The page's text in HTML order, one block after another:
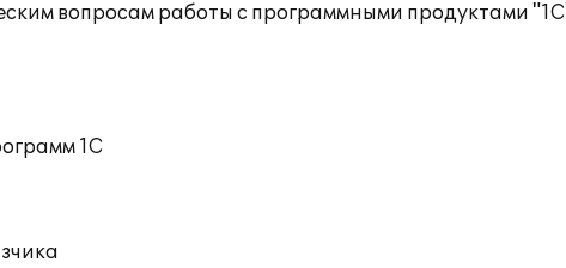
вопросам работы с программными продуктами
1С